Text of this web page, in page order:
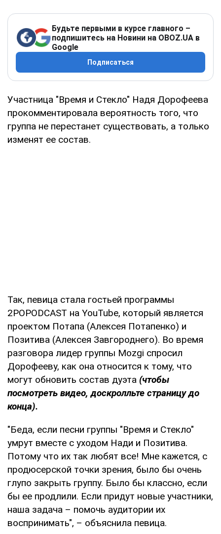
Будьте первыми в курсе главного –
подпишитесь на Новини на OBOZ.UA в
Google
Подписаться
Участница "Время и Стекло" Надя Дорофеева
прокомментировала вероятность того, что
группа не перестанет существовать, а только
изменят ее состав.
Так, певица стала гостьей программы
2POPODCAST на YouTube, который является
проектом Потапа (Алексея Потапенко) и
Позитива (Алексея Завгороднего). Во время
разговора лидер группы Mozgi спросил
Дорофееву, как она относится к тому, что
могут обновить состав дуэта (чтобы
посмотреть видео, доскролльте страницу до
конца).
"Беда, если песни группы "Время и Стекло"
умрут вместе с уходом Нади и Позитива.
Потому что их так любят все! Мне кажется, с
продюсерской точки зрения, было бы очень
глупо закрыть группу. Было бы классно, если
бы ее продлили. Если придут новые участники,
наша задача – помочь аудитории их
воспринимать", – объяснила певица.